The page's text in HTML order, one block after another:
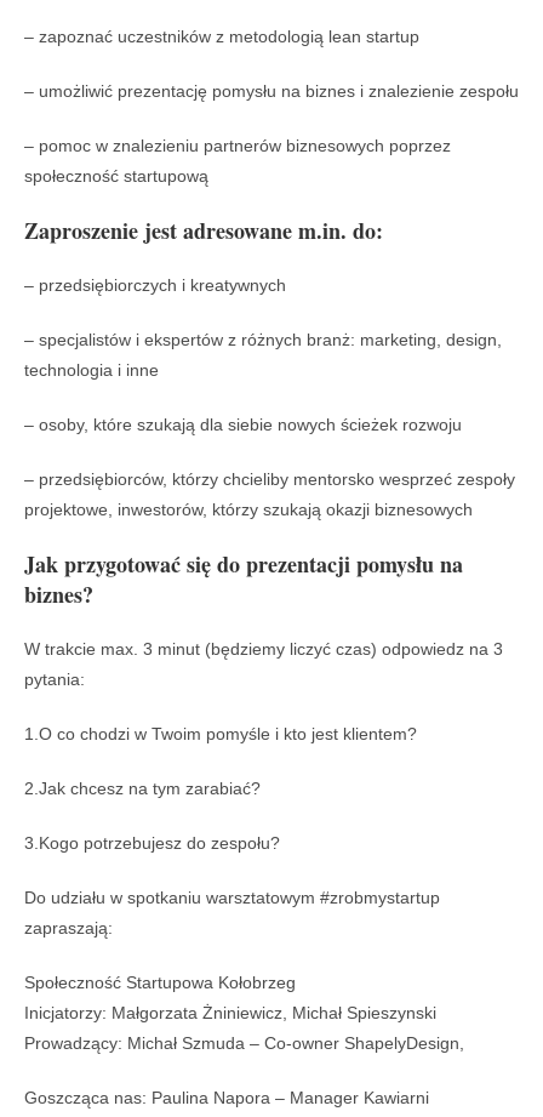
– zapoznać uczestników z metodologią lean startup
– umożliwić prezentację pomysłu na biznes i znalezienie zespołu
– pomoc w znalezieniu partnerów biznesowych poprzez
społeczność startupową
Zaproszenie jest adresowane m.in. do:
– przedsiębiorczych i kreatywnych
– specjalistów i ekspertów z różnych branż: marketing, design,
technologia i inne
– osoby, które szukają dla siebie nowych ścieżek rozwoju
– przedsiębiorców, którzy chcieliby mentorsko wesprzeć zespoły
projektowe, inwestorów, którzy szukają okazji biznesowych
Jak przygotować się do prezentacji pomysłu na
biznes?
W trakcie max. 3 minut (będziemy liczyć czas) odpowiedz na 3
pytania:
1.O co chodzi w Twoim pomyśle i kto jest klientem?
2.Jak chcesz na tym zarabiać?
3.Kogo potrzebujesz do zespołu?
Do udziału w spotkaniu warsztatowym #zrobmystartup
zapraszają:
Społeczność Startupowa Kołobrzeg
Inicjatorzy: Małgorzata Żniniewicz, Michał Spieszynski
Prowadzący: Michał Szmuda – Co-owner ShapelyDesign,
Goszcząca nas: Paulina Napora – Manager Kawiarni